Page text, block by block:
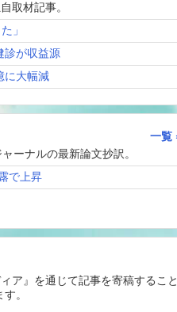
取材記事。
」
診が収益源
に大幅減
一覧
ーナルの最新論文抄訳。
で上昇
ア』を通じて記事を寄稿すること
。